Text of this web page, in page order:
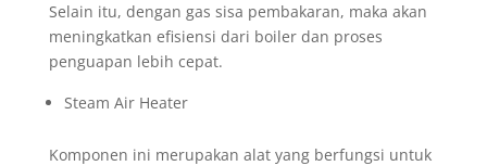
Selain itu, dengan gas sisa pembakaran, maka akan
meningkatkan efisiensi dari boiler dan proses
penguapan lebih cepat.
Steam Air Heater
Komponen ini merupakan alat yang berfungsi untuk